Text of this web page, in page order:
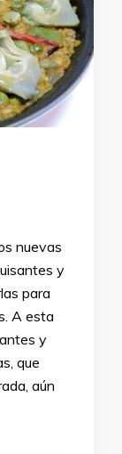
nuevas
y
para
A esta
y
que
aún